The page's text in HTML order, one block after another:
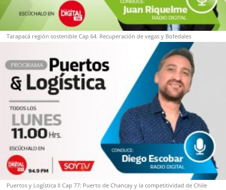
soy sanantonio
chillán
soy talcahuano
soyconcepción
soycoronel
soyarauco
soytemuco
Tarapacá región sostenible Cap 64. Recuperación de vegas y Bofedales
Puertos y Logística II Cap 77: Puerto de Chancay y la competitividad de Chile